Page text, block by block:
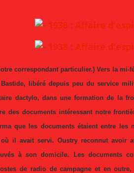
correspondant particulier.) Vers la
libéré depuis peu du service
dactylo, dans une formation de la
des documents intéressant notre
que les documents étaient entre les
où il avait servi. Oustry reconnut avoir
à son domicile. Les documents
de radio de campagne et en